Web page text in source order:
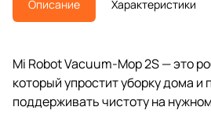
Описание Характеристики
Mi Robot Vacuum-Mop 2S — это
который упростит уборку дома и
поддерживать чистоту на